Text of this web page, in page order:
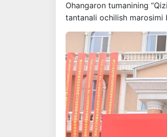
Ohangaron tumanining
tantanali ochilish marosimi